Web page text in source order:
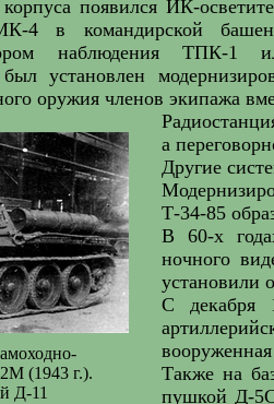
появился ИК-
4 в командирской
наблюдения ТПК-1
установлен
оружия членов экипажа
(1943 г.).
Д-11
а
Другие
Т-34-85
В 60-х
ночного
установили
С декабря
Также на
пушкой Д-